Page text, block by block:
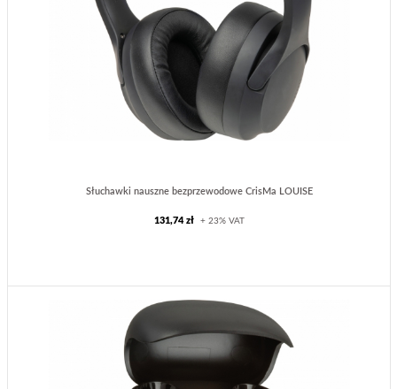
Słuchawki nauszne bezprzewodowe CrisMa LOUISE
131,74 zł + 23% VAT